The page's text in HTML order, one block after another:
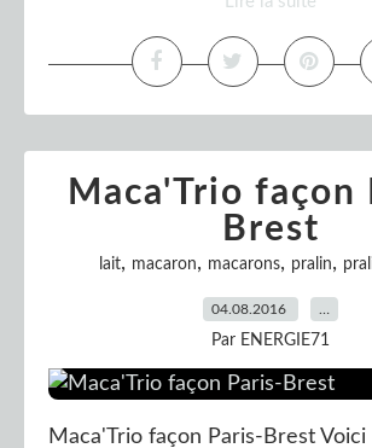
Maca'Trio façon
Brest
lait, macaron, macarons, pralin,
04.08.2016
Par ENERGIE71
Maca'Trio façon Paris-Brest Voici